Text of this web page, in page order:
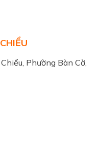
Phường Bàn Cờ,